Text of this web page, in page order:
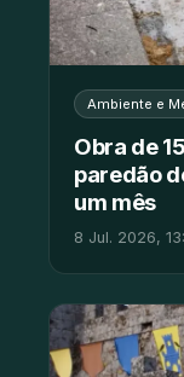
Ambiente e
Obra de
paredão
um mês
8 Jul. 2026,